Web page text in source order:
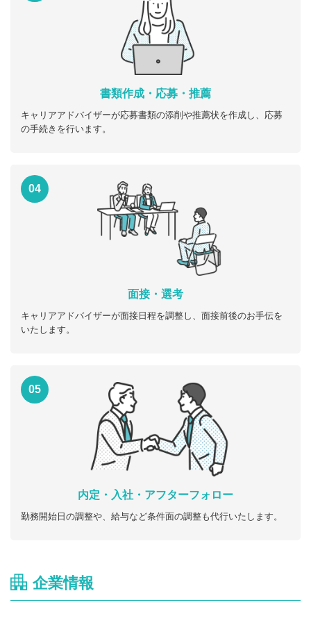
書類作成・応募・推薦
キャリアアドバイザーが応募書類の添削や推薦状を作成し、応募
の手続きを行います。
04
面接・選考
キャリアアドバイザーが面接日程を調整し、面接前後のお手伝を
いたします。
05
内定・入社・アフターフォロー
勤務開始日の調整や、給与など条件面の調整も代行いたします。
企業情報